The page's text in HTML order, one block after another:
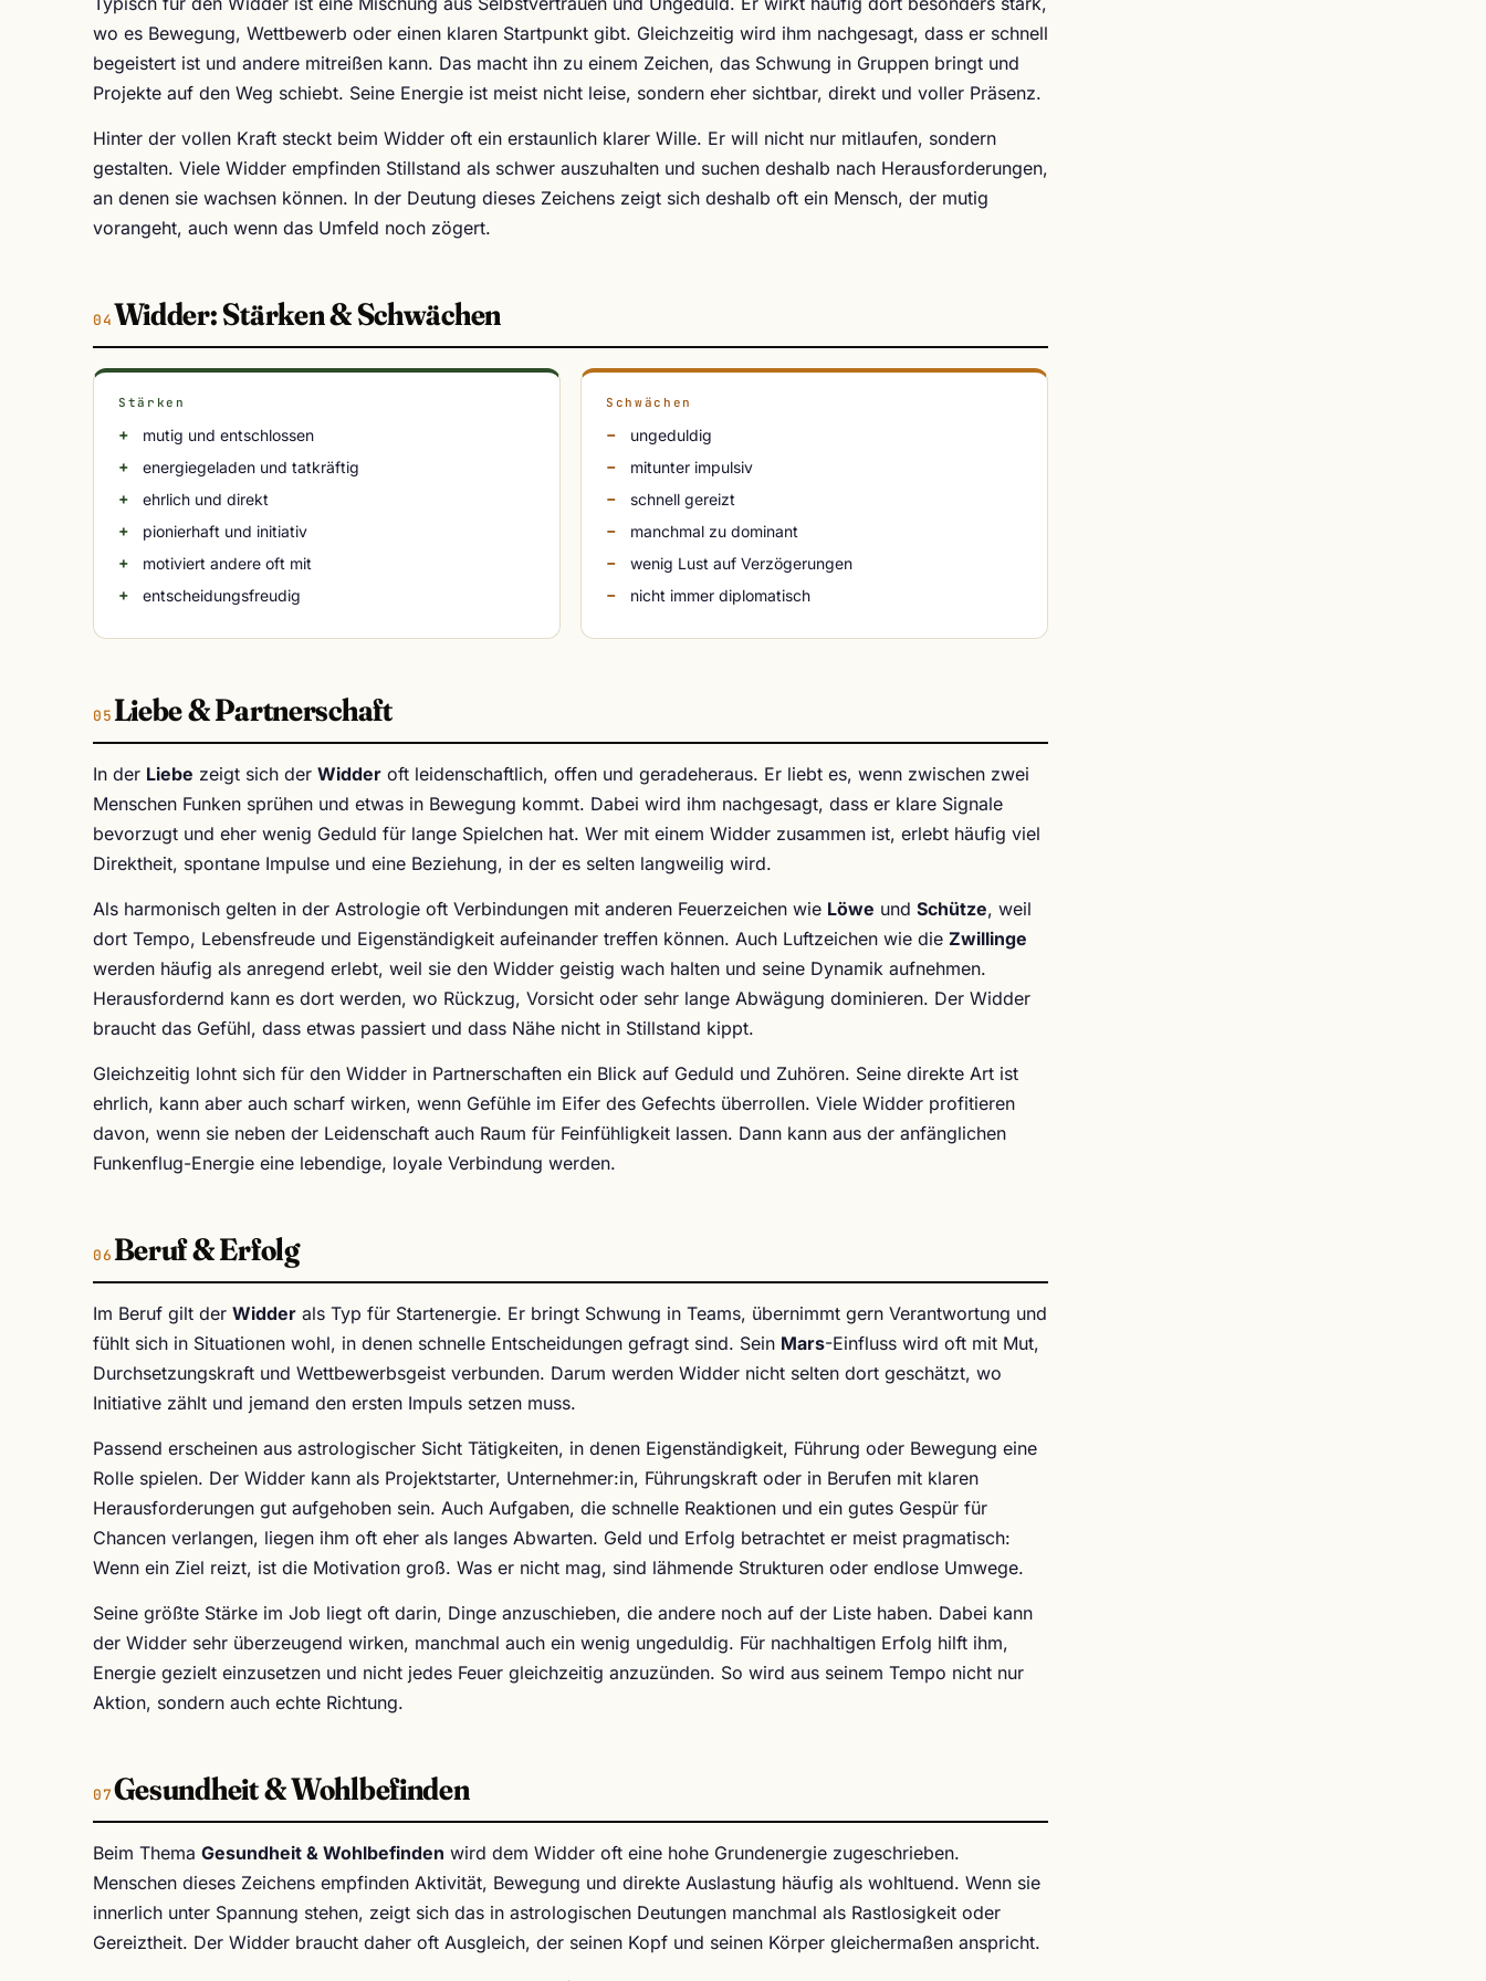
wo es Bewegung, Wettbewerb oder einen klaren Startpunkt gibt. Gleichzeitig wird ihm nachgesagt, dass er schnell
begeistert ist und andere mitreißen kann. Das macht ihn zu einem Zeichen, das Schwung in Gruppen bringt und
Projekte auf den Weg schiebt. Seine Energie ist meist nicht leise, sondern eher sichtbar, direkt und voller Präsenz.
Hinter der vollen Kraft steckt beim Widder oft ein erstaunlich klarer Wille. Er will nicht nur mitlaufen, sondern
gestalten. Viele Widder empfinden Stillstand als schwer auszuhalten und suchen deshalb nach Herausforderungen,
an denen sie wachsen können. In der Deutung dieses Zeichens zeigt sich deshalb oft ein Mensch, der mutig
vorangeht, auch wenn das Umfeld noch zögert.
Widder: Stärken & Schwächen
Stärken
mutig und entschlossen
energiegeladen und tatkräftig
ehrlich und direkt
pionierhaft und initiativ
motiviert andere oft mit
entscheidungsfreudig
Schwächen
ungeduldig
mitunter impulsiv
schnell gereizt
manchmal zu dominant
wenig Lust auf Verzögerungen
nicht immer diplomatisch
Liebe & Partnerschaft
In der Liebe zeigt sich der Widder oft leidenschaftlich, offen und geradeheraus. Er liebt es, wenn zwischen zwei
Menschen Funken sprühen und etwas in Bewegung kommt. Dabei wird ihm nachgesagt, dass er klare Signale
bevorzugt und eher wenig Geduld für lange Spielchen hat. Wer mit einem Widder zusammen ist, erlebt häufig viel
Direktheit, spontane Impulse und eine Beziehung, in der es selten langweilig wird.
Als harmonisch gelten in der Astrologie oft Verbindungen mit anderen Feuerzeichen wie Löwe und Schütze, weil
dort Tempo, Lebensfreude und Eigenständigkeit aufeinander treffen können. Auch Luftzeichen wie die Zwillinge
werden häufig als anregend erlebt, weil sie den Widder geistig wach halten und seine Dynamik aufnehmen.
Herausfordernd kann es dort werden, wo Rückzug, Vorsicht oder sehr lange Abwägung dominieren. Der Widder
braucht das Gefühl, dass etwas passiert und dass Nähe nicht in Stillstand kippt.
Gleichzeitig lohnt sich für den Widder in Partnerschaften ein Blick auf Geduld und Zuhören. Seine direkte Art ist
ehrlich, kann aber auch scharf wirken, wenn Gefühle im Eifer des Gefechts überrollen. Viele Widder profitieren
davon, wenn sie neben der Leidenschaft auch Raum für Feinfühligkeit lassen. Dann kann aus der anfänglichen
Funkenflug-Energie eine lebendige, loyale Verbindung werden.
Beruf & Erfolg
Im Beruf gilt der Widder als Typ für Startenergie. Er bringt Schwung in Teams, übernimmt gern Verantwortung und
fühlt sich in Situationen wohl, in denen schnelle Entscheidungen gefragt sind. Sein Mars-Einfluss wird oft mit Mut,
Durchsetzungskraft und Wettbewerbsgeist verbunden. Darum werden Widder nicht selten dort geschätzt, wo
Initiative zählt und jemand den ersten Impuls setzen muss.
Passend erscheinen aus astrologischer Sicht Tätigkeiten, in denen Eigenständigkeit, Führung oder Bewegung eine
Rolle spielen. Der Widder kann als Projektstarter, Unternehmer:in, Führungskraft oder in Berufen mit klaren
Herausforderungen gut aufgehoben sein. Auch Aufgaben, die schnelle Reaktionen und ein gutes Gespür für
Chancen verlangen, liegen ihm oft eher als langes Abwarten. Geld und Erfolg betrachtet er meist pragmatisch:
Wenn ein Ziel reizt, ist die Motivation groß. Was er nicht mag, sind lähmende Strukturen oder endlose Umwege.
Seine größte Stärke im Job liegt oft darin, Dinge anzuschieben, die andere noch auf der Liste haben. Dabei kann
der Widder sehr überzeugend wirken, manchmal auch ein wenig ungeduldig. Für nachhaltigen Erfolg hilft ihm,
Energie gezielt einzusetzen und nicht jedes Feuer gleichzeitig anzuzünden. So wird aus seinem Tempo nicht nur
Aktion, sondern auch echte Richtung.
Gesundheit & Wohlbefinden
Beim Thema Gesundheit & Wohlbefinden wird dem Widder oft eine hohe Grundenergie zugeschrieben.
Menschen dieses Zeichens empfinden Aktivität, Bewegung und direkte Auslastung häufig als wohltuend. Wenn sie
innerlich unter Spannung stehen, zeigt sich das in astrologischen Deutungen manchmal als Rastlosigkeit oder
Gereiztheit. Der Widder braucht daher oft Ausgleich, der seinen Kopf und seinen Körper gleichermaßen anspricht.